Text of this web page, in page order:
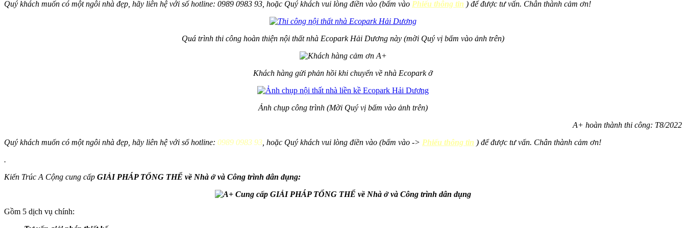
Quý khách muốn có một ngôi nhà đẹp, hãy liên hệ với số hotline: 0989 0983 93, hoặc Quý khách vui lòng điền vào (bấm vào Phiếu thông tin ) để được tư vấn. Chân thành cảm ơn!
Quá trình thi công hoàn thiện nội thất nhà Ecopark Hải Dương này (mời Quý vị bấm vào ảnh trên)
Khách hàng gửi phản hồi khi chuyển về nhà Ecopark ở
Ảnh chụp công trình (Mời Quý vị bấm vào ảnh trên)
A+ hoàn thành thi công: T8/2022
Quý khách muốn có một ngôi nhà đẹp, hãy liên hệ với số hotline: 0989 0983 93 , hoặc Quý khách vui lòng điền vào (bấm vào -> Phiếu thông tin ) để được tư vấn. Chân thành cảm ơn!
.
Kiến Trúc A Cộng cung cấp GIẢI PHÁP TỔNG THỂ về Nhà ở và Công trình dân dụng:
Gồm 5 dịch vụ chính: